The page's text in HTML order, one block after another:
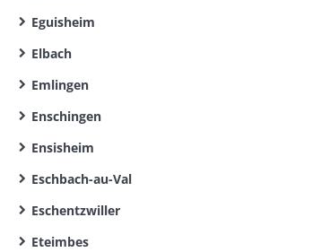
Eguisheim
Elbach
Emlingen
Enschingen
Ensisheim
Eschbach-au-Val
Eschentzwiller
Eteimbes